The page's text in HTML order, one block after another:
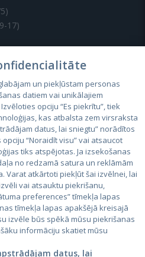
17)
un piekļūstam personas
datiem vai unikālajiem
opciju “Es piekrītu”, tiek
kas atbalsta zem virsraksta
datus, lai sniegtu” norādītos
“Noraidīt visu” vai atsaucot
tiks atspējotas. Ja izsekošanas
no redzamā satura un reklāmām
Varat atkārtoti piekļūt šai izvēlnei, lai
vai atsauktu piekrišanu,
preferences” tīmekļa lapas
tīmekļa lapas apakšējā kreisajā
izvēle būs spēkā mūsu piekrišanas
informāciju skatiet mūsu
datus, lai